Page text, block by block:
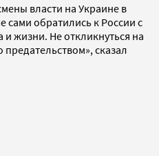
власти на Украине в
сами обратились к России с
жизни. Не откликнуться на
сказал